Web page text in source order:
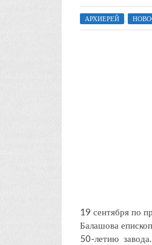
АРХИЕРЕЙ ,
19 сентября по
Балашова
50-летию